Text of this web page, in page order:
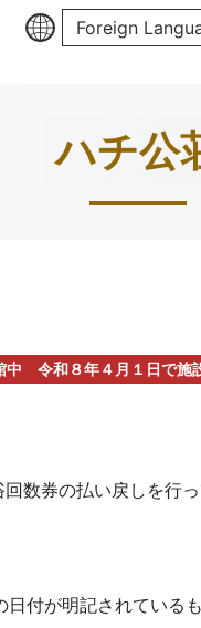
Foreign
ハチ公
中 令和８年４月１日で施
数券の払い戻しを行っ
日付が明記されている